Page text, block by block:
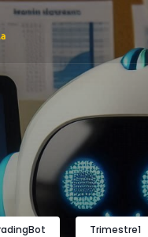
Trimestre1